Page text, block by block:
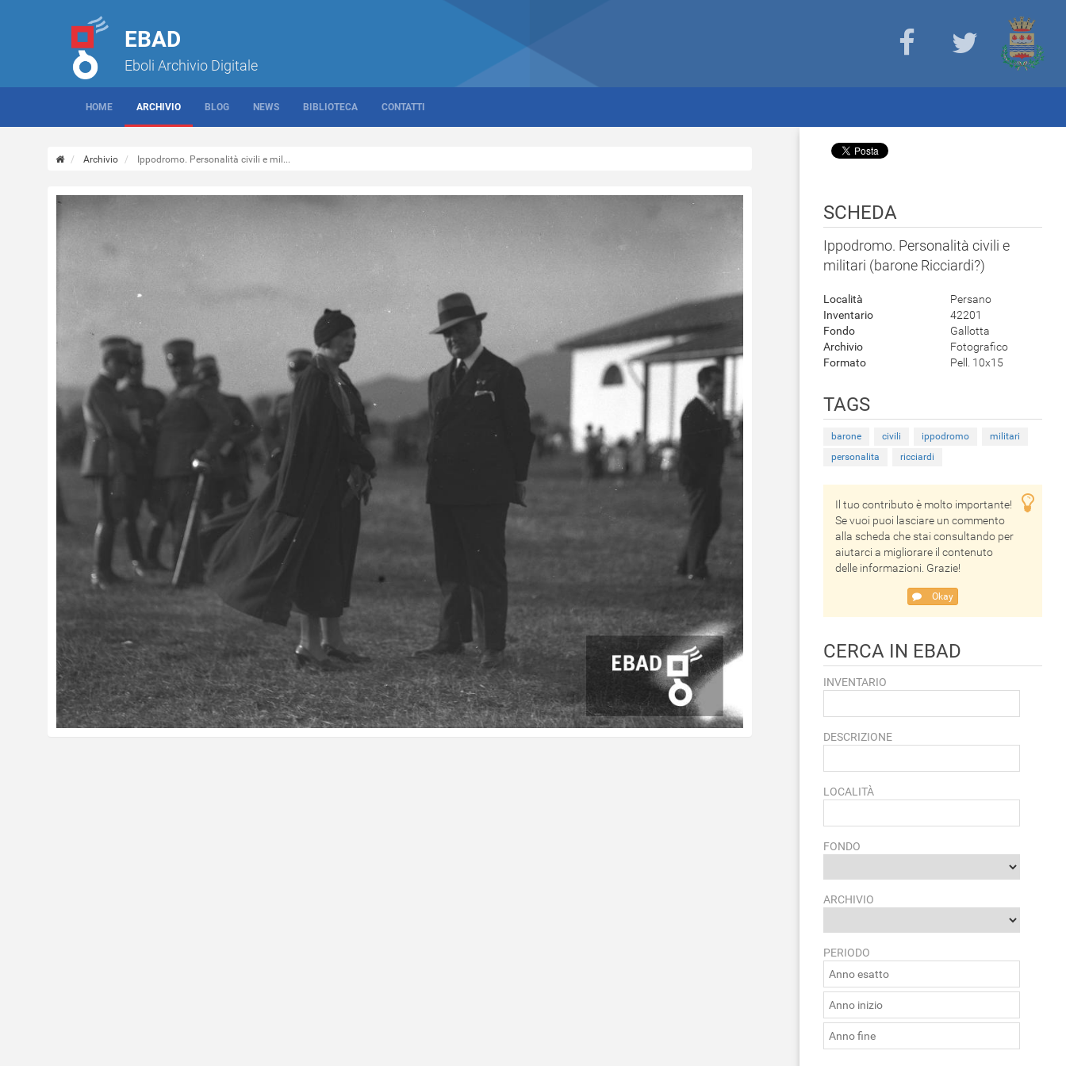
EBAD
Eboli Archivio Digitale
HOME ARCHIVIO BLOG NEWS BIBLIOTECA CONTATTI
Archivio Ippodromo. Personalità civili e mil...
SCHEDA
Ippodromo. Personalità civili e
militari (barone Ricciardi?)
Località
Persano
Inventario
42201
Fondo
Gallotta
Archivio
Fotografico
Formato
Pell. 10x15
TAGS
barone civili ippodromo
militari
personalita
ricciardi
Il tuo contributo è molto importante!
Se vuoi puoi lasciare un commento
alla scheda che stai consultando per
aiutarci a migliorare il contenuto
delle informazioni. Grazie!
Okay
CERCA IN EBAD
INVENTARIO
DESCRIZIONE
LOCALITÀ
FONDO
ARCHIVIO
PERIODO